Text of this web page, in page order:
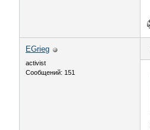
EGrieg
activist
Сообщений: 151